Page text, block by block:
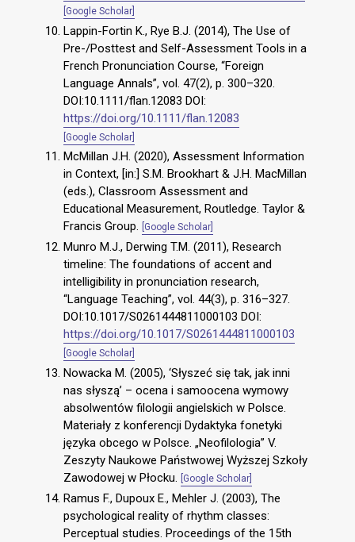
[Google Scholar]
Lappin-Fortin K., Rye B.J. (2014), The Use of
Pre-/Posttest and Self-Assessment Tools in a
French Pronunciation Course, “Foreign
Language Annals”, vol. 47(2), p. 300–320.
DOI:10.1111/flan.12083 DOI:
https://doi.org/10.1111/flan.12083
[Google Scholar]
McMillan J.H. (2020), Assessment Information
in Context, [in:] S.M. Brookhart & J.H. MacMillan
(eds.), Classroom Assessment and
Educational Measurement, Routledge. Taylor &
Francis Group.
[Google Scholar]
Munro M.J., Derwing T.M. (2011), Research
timeline: The foundations of accent and
intelligibility in pronunciation research,
“Language Teaching”, vol. 44(3), p. 316–327.
DOI:10.1017/S0261444811000103 DOI:
https://doi.org/10.1017/S0261444811000103
[Google Scholar]
Nowacka M. (2005), ‘Słyszeć się tak, jak inni
nas słyszą’ – ocena i samoocena wymowy
absolwentów filologii angielskich w Polsce.
Materiały z konferencji Dydaktyka fonetyki
języka obcego w Polsce. „Neofilologia” V.
Zeszyty Naukowe Państwowej Wyższej Szkoły
Zawodowej w Płocku.
[Google Scholar]
Ramus F., Dupoux E., Mehler J. (2003), The
psychological reality of rhythm classes:
Perceptual studies. Proceedings of the 15th